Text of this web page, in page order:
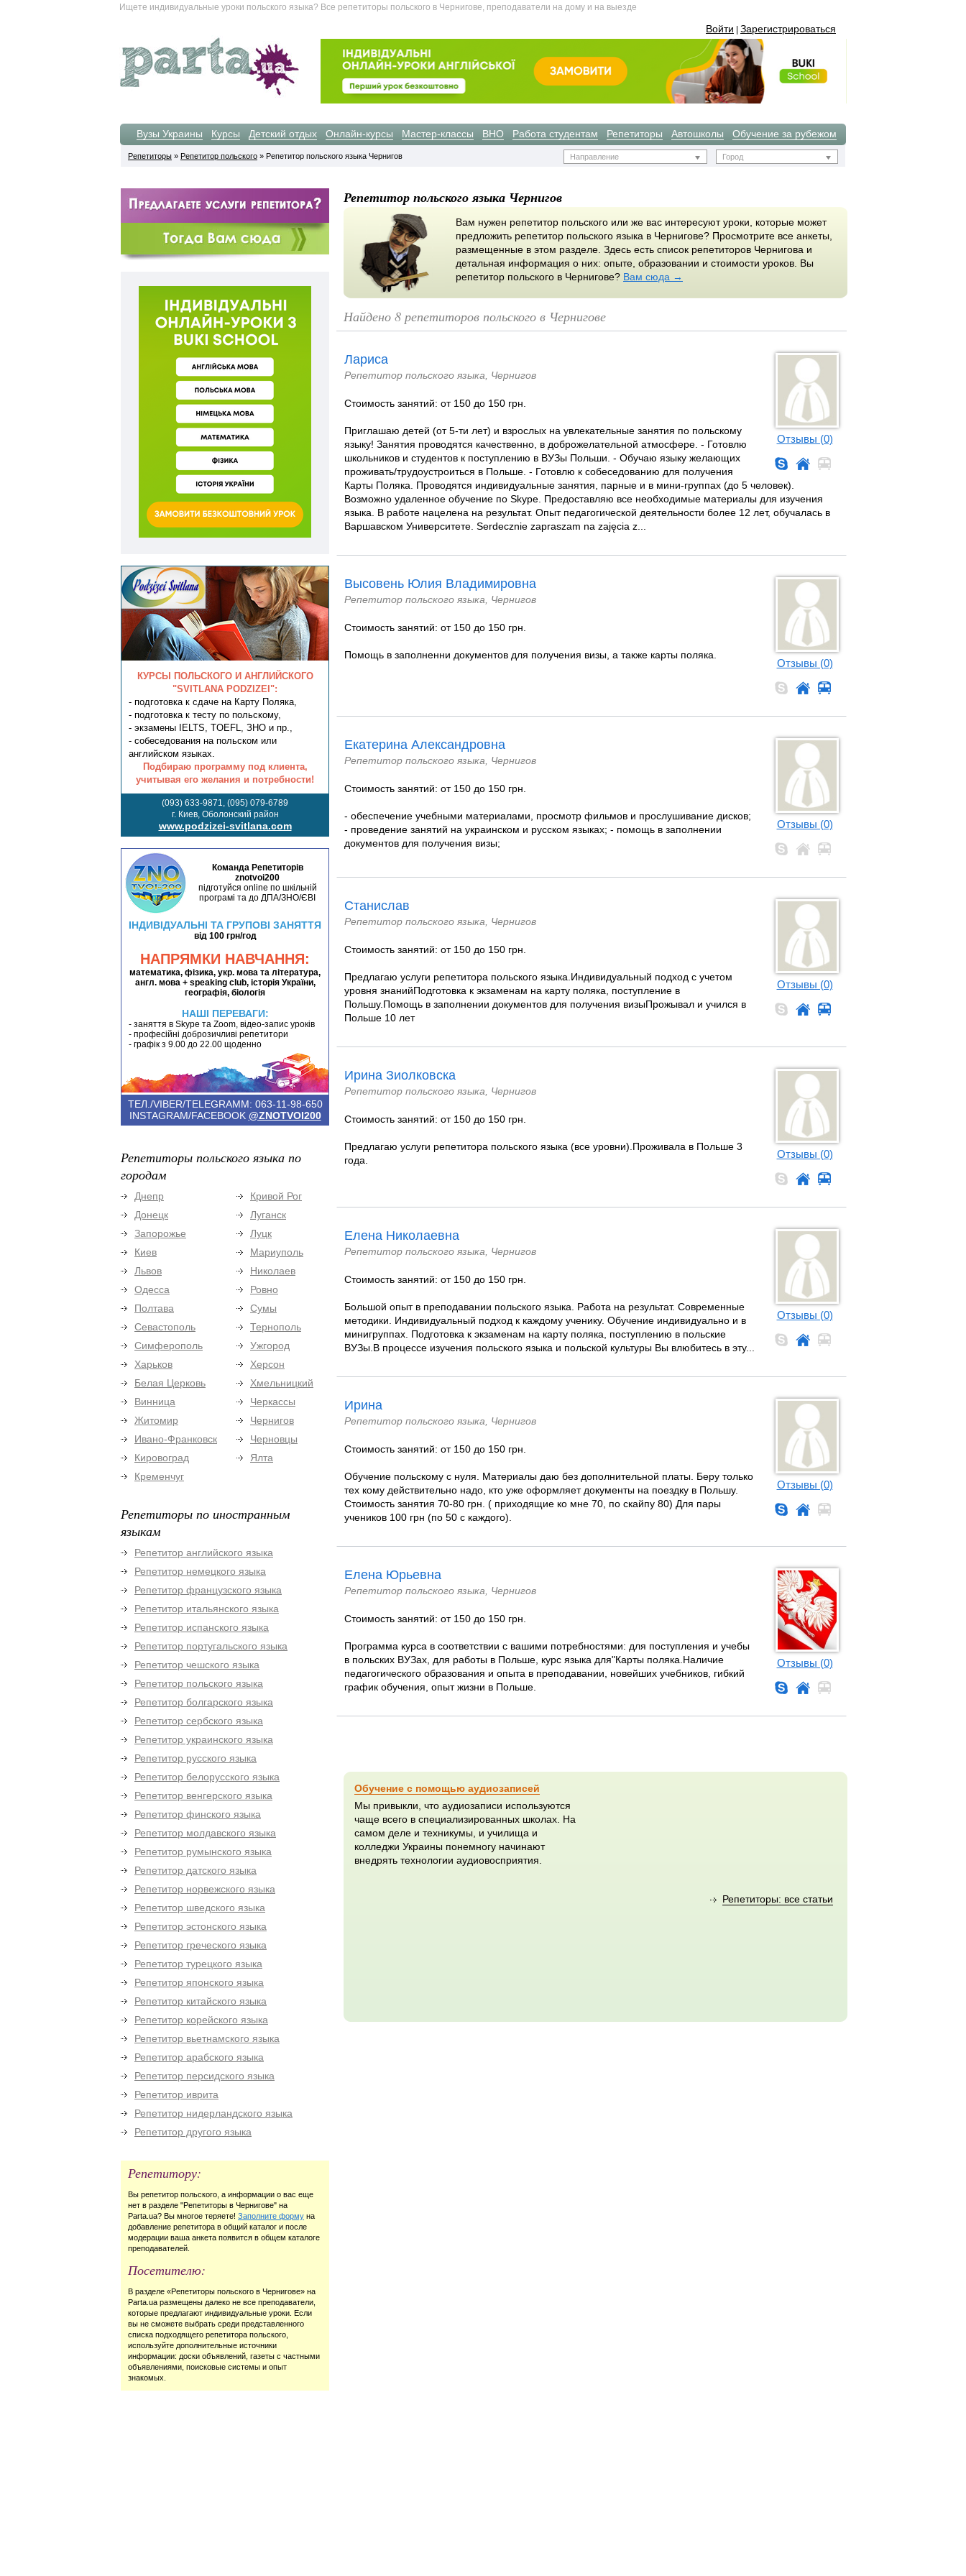
Ищете индивидуальные уроки польского языка? Все репетиторы польского в Чернигове, преподаватели на дому и на выезде
Войти Зарегистрироваться
Вузы Украины Курсы Детский отдых Онлайн-курсы Мастер-классы ВНО Работа студентам Репетиторы Автошколы Обучение за рубежом
Репетиторы » Репетитор польского » Репетитор польского языка Чернигов Направление Город
Репетитор польского языка Чернигов
Вам нужен репетитор польского или же вас интересуют уроки, которые может
предложить репетитор польского языка в Чернигове? Просмотрите все анкеты,
размещенные в этом разделе. Здесь есть список репетиторов Чернигова и
детальная информация о них: опыте, образовании и стоимости уроков. Вы
репетитор польского в Чернигове? Вам сюда →
Найдено 8 репетиторов польского в Чернигове
Отзывы (0)
Лариса
Репетитор польского языка, Чернигов
Стоимость занятий: от 150 до 150 грн.
Приглашаю детей (от 5-ти лет) и взрослых на увлекательные занятия по польскому
языку! Занятия проводятся качественно, в доброжелательной атмосфере. - Готовлю
школьников и студентов к поступлению в ВУЗы Польши. - Обучаю языку желающих
проживать/трудоустроиться в Польше. - Готовлю к собеседованию для получения
Карты Поляка. Проводятся индивидуальные занятия, парные и в мини-группах (до 5 человек).
Возможно удаленное обучение по Skype. Предоставляю все необходимые материалы для изучения
языка. В работе нацелена на результат. Опыт педагогической деятельности более 12 лет, обучалась в
Варшавском Университете. Serdecznie zapraszam na zajęcia z...
Отзывы (0)
Высовень Юлия Владимировна
Репетитор польского языка, Чернигов
Стоимость занятий: от 150 до 150 грн.
Помощь в заполненни документов для получения визы, а также карты поляка.
Отзывы (0)
Екатерина Александровна
Репетитор польского языка, Чернигов
Стоимость занятий: от 150 до 150 грн.
- обеспечение учебными материалами, просмотр фильмов и прослушивание дисков;
- проведение занятий на украинском и русском языках; - помощь в заполнении
документов для получения визы;
Отзывы (0)
Станислав
Репетитор польского языка, Чернигов
Стоимость занятий: от 150 до 150 грн.
Предлагаю услуги репетитора польского языка.Индивидуальный подход с учетом
уровня знанийПодготовка к экзаменам на карту поляка, поступление в
Польшу.Помощь в заполнении документов для получения визыПрожывал и учился в
Польше 10 лет
Отзывы (0)
Ирина Зиолковска
Репетитор польского языка, Чернигов
Стоимость занятий: от 150 до 150 грн.
Предлагаю услуги репетитора польского языка (все уровни).Проживала в Польше 3
года.
Отзывы (0)
Елена Николаевна
Репетитор польского языка, Чернигов
Стоимость занятий: от 150 до 150 грн.
Большой опыт в преподавании польского языка. Работа на результат. Современные
методики. Индивидуальный подход к каждому ученику. Обучение индивидуально и в
минигруппах. Подготовка к экзаменам на карту поляка, поступлению в польские
ВУЗы.В процессе изучения польского языка и польской культуры Вы влюбитесь в эту...
Отзывы (0)
Ирина
Репетитор польского языка, Чернигов
Стоимость занятий: от 150 до 150 грн.
Обучение польскому с нуля. Материалы даю без дополнительной платы. Беру только
тех кому действительно надо, кто уже оформляет документы на поездку в Польшу.
Стоимость занятия 70-80 грн. ( приходящие ко мне 70, по скайпу 80) Для пары
учеников 100 грн (по 50 с каждого).
Отзывы (0)
Елена Юрьевна
Репетитор польского языка, Чернигов
Стоимость занятий: от 150 до 150 грн.
Программа курса в соответствии с вашими потребностями: для поступления и учебы
в польских ВУЗах, для работы в Польше, курс языка для"Карты поляка.Наличие
педагогического образования и опыта в преподавании, новейших учебников, гибкий
график обучения, опыт жизни в Польше.
Обучение с помощью аудиозаписей
Мы привыкли, что аудиозаписи используются
чаще всего в специализированных школах. На
самом деле и техникумы, и училища и
колледжи Украины понемногу начинают
внедрять технологии аудиовосприятия.
Репетиторы: все статьи
КУРСЫ ПОЛЬСКОГО И АНГЛИЙСКОГО
"SVITLANA PODZIZEI":
- подготовка к сдаче на Карту Поляка,
- подготовка к тесту по польскому,
- экзамены IELTS, TOEFL, ЗНО и пр.,
- собеседования на польском или
английском языках.
Подбираю программу под клиента,
учитывая его желания и потребности!
(093) 633-9871, (095) 079-6789
г. Киев, Оболонский район
www.podzizei-svitlana.com
Команда Репетиторів
znotvoi200
підготуйся online по шкільній
програмі та до ДПА/ЗНО/ЄВІ
ІНДИВІДУАЛЬНІ ТА ГРУПОВІ ЗАНЯТТЯ
від 100 грн/год
НАПРЯМКИ НАВЧАННЯ:
математика, фізика, укр. мова та література,
англ. мова + speaking club, історія України,
географія, біологія
НАШІ ПЕРЕВАГИ:
- заняття в Skype та Zoom, відео-запис уроків
- професійні доброзичливі репетитори
- графік з 9.00 до 22.00 щоденно
ТЕЛ./VIBER/TELEGRAMM: 063-11-98-650
INSTAGRAM/FACEBOOK @ZNOTVOI200
Репетиторы польского языка по
городам
Днепр
Донецк
Запорожье
Киев
Львов
Одесса
Полтава
Севастополь
Симферополь
Харьков
Белая Церковь
Винница
Житомир
Ивано-Франковск
Кировоград
Кременчуг
Кривой Рог
Луганск
Луцк
Мариуполь
Николаев
Ровно
Сумы
Тернополь
Ужгород
Херсон
Хмельницкий
Черкассы
Чернигов
Черновцы
Ялта
Репетиторы по иностранным
языкам
Репетитор английского языка
Репетитор немецкого языка
Репетитор французского языка
Репетитор итальянского языка
Репетитор испанского языка
Репетитор португальского языка
Репетитор чешского языка
Репетитор польского языка
Репетитор болгарского языка
Репетитор сербского языка
Репетитор украинского языка
Репетитор русского языка
Репетитор белорусского языка
Репетитор венгерского языка
Репетитор финского языка
Репетитор молдавского языка
Репетитор румынского языка
Репетитор датского языка
Репетитор норвежского языка
Репетитор шведского языка
Репетитор эстонского языка
Репетитор греческого языка
Репетитор турецкого языка
Репетитор японского языка
Репетитор китайского языка
Репетитор корейского языка
Репетитор вьетнамского языка
Репетитор арабского языка
Репетитор персидского языка
Репетитор иврита
Репетитор нидерландского языка
Репетитор другого языка
Репетитору:
Вы репетитор польского, а информации о вас еще
нет в разделе "Репетиторы в Чернигове" на
Parta.ua? Вы многое теряете! Заполните форму на
добавление репетитора в общий каталог и после
модерации ваша анкета появится в общем каталоге
преподавателей.
Посетителю:
В разделе «Репетиторы польского в Чернигове» на
Parta.ua размещены далеко не все преподаватели,
которые предлагают индивидуальные уроки. Если
вы не сможете выбрать среди представленного
списка подходящего репетитора польского,
используйте дополнительные источники
информации: доски объявлений, газеты с частными
объявлениями, поисковые системы и опыт
знакомых.